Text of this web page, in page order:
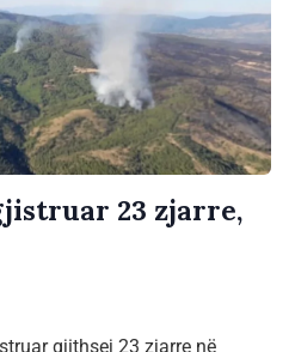
23 zjarre,
gjithsej 23 zjarre në